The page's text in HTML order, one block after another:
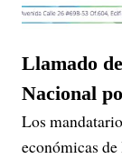
Llamado
Nacional
Los
económicas